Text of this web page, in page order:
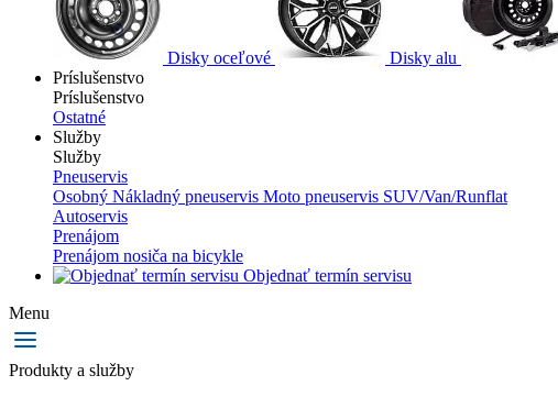
Disky oceľové Disky alu
Príslušenstvo
Príslušenstvo
Ostatné
Služby
Služby
Pneuservis
Osobný Nákladný pneuservis Moto pneuservis SUV/Van/Runflat
Autoservis
Prenájom
Prenájom nosiča na bicykle
Objednať termín servisu
Menu
Produkty a služby